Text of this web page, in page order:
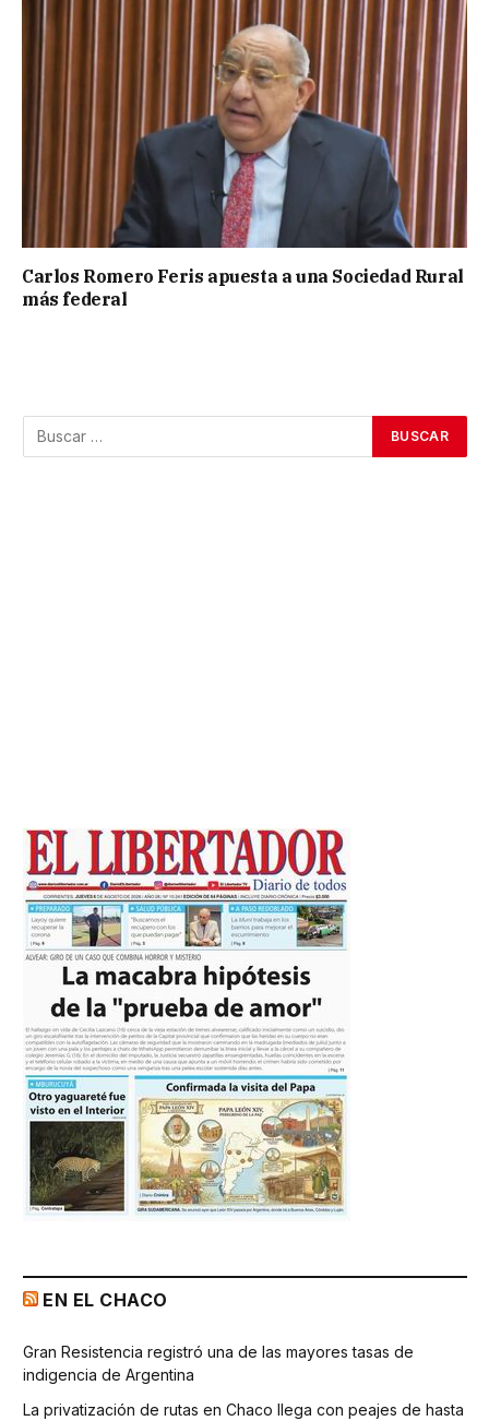
Carlos Romero Feris apuesta a una Sociedad Rural
más federal
EN EL CHACO
Gran Resistencia registró una de las mayores tasas de
indigencia de Argentina
La privatización de rutas en Chaco llega con peajes de hasta